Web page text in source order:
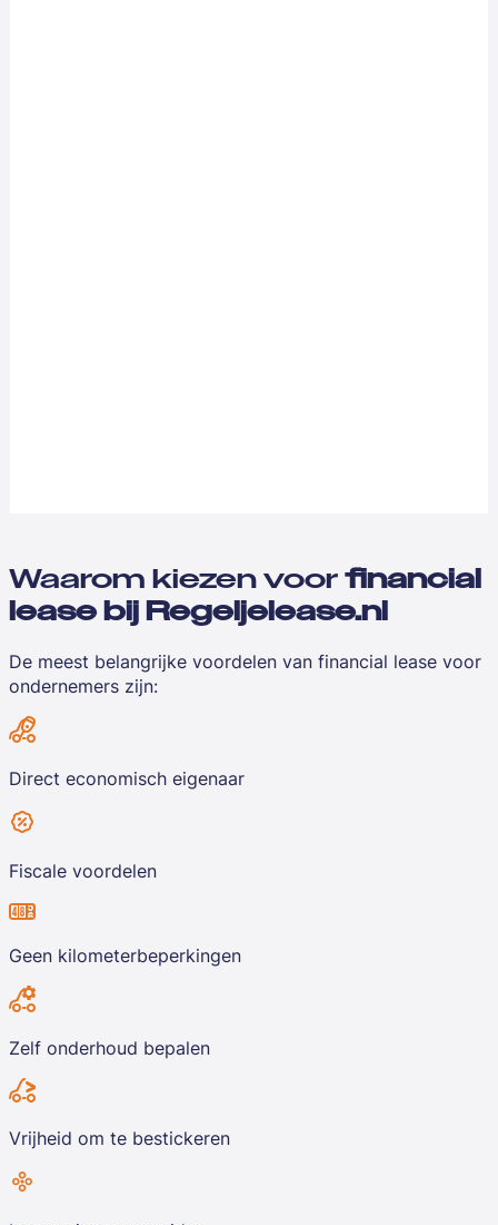
Waarom kiezen voor financial
lease bij Regeljelease.nl
De meest belangrijke voordelen van financial lease voor
ondernemers zijn:
Direct economisch eigenaar
Fiscale voordelen
Geen kilometerbeperkingen
Zelf onderhoud bepalen
Vrijheid om te bestickeren